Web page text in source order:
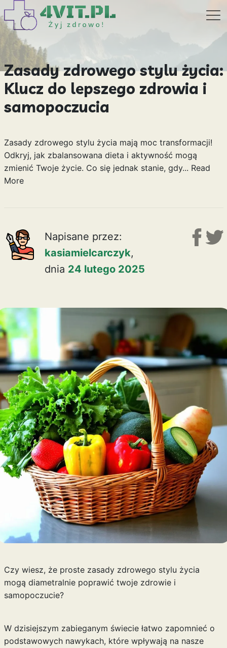
Zasady zdrowego stylu życia:
Klucz do lepszego zdrowia i
samopoczucia
Zasady zdrowego stylu życia mają moc transformacji!
Odkryj, jak zbalansowana dieta i aktywność mogą
zmienić Twoje życie. Co się jednak stanie, gdy... Read
More
Napisane przez:
kasiamielcarczyk,
dnia 24 lutego 2025
Czy wiesz, że proste zasady zdrowego stylu życia
mogą diametralnie poprawić twoje zdrowie i
samopoczucie?
W dzisiejszym zabieganym świecie łatwo zapomnieć o
podstawowych nawykach, które wpływają na nasze